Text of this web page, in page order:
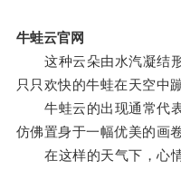
牛蛙云官网
这种云朵由水汽凝结形
只只欢快的牛蛙在天空中
牛蛙云的出现通常代表
仿佛置身于一幅优美的画卷
在这样的天气下，心情